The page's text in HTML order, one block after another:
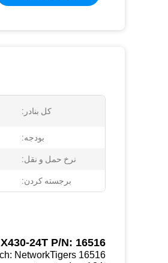
کل بنادر:
بودجه:
نرخ حمل و نقل:
برجسته کردن:
X430-24T P/N: 16516 خلاصه